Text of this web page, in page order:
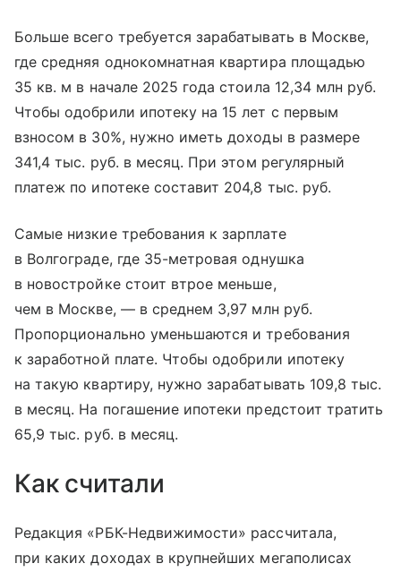
Больше всего требуется зарабатывать в Москве,
где средняя однокомнатная квартира площадью
35 кв. м в начале 2025 года стоила 12,34 млн руб.
Чтобы одобрили ипотеку на 15 лет с первым
взносом в 30%, нужно иметь доходы в размере
341,4 тыс. руб. в месяц. При этом регулярный
платеж по ипотеке составит 204,8 тыс. руб.
Самые низкие требования к зарплате
в Волгограде, где 35-метровая однушка
в новостройке стоит втрое меньше,
чем в Москве, — в среднем 3,97 млн руб.
Пропорционально уменьшаются и требования
к заработной плате. Чтобы одобрили ипотеку
на такую квартиру, нужно зарабатывать 109,8 тыс.
в месяц. На погашение ипотеки предстоит тратить
65,9 тыс. руб. в месяц.
Как считали
Редакция «РБК-Недвижимости» рассчитала,
при каких доходах в крупнейших мегаполисах